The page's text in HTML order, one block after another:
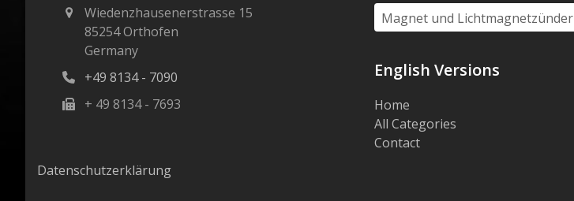
Wiedenzhausenerstrasse 15
85254 Orthofen
Germany
+49 8134 - 7090
+ 49 8134 - 7693
Datenschutzerklärung
Magnet und Lichtmagnetzünder
English Versions
Home
All Categories
Contact